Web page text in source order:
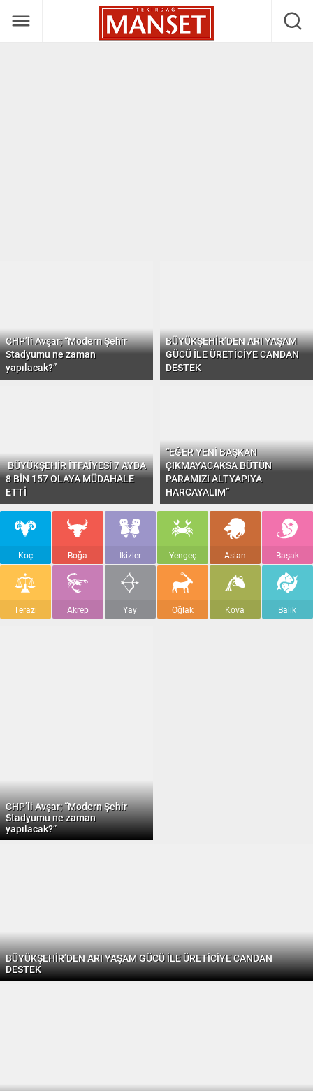
CHP’li Avşar; “Modern Şehir
Stadyumu ne zaman
yapılacak?”
BÜYÜKŞEHİR’DEN ARI YAŞAM
GÜCÜ İLE ÜRETİCİYE CANDAN
DESTEK
BÜYÜKŞEHİR İTFAİYESİ 7 AYDA
8 BİN 157 OLAYA MÜDAHALE
ETTİ
“EĞER YENİ BAŞKAN
ÇIKMAYACAKSA BÜTÜN
PARAMIZI ALTYAPIYA
HARCAYALIM”
Koç Boğa İkizler Yengeç Aslan Başak
Terazi Akrep Yay Oğlak Kova Balık
CHP’li Avşar; “Modern Şehir
Stadyumu ne zaman
yapılacak?”
BÜYÜKŞEHİR’DEN ARI YAŞAM GÜCÜ İLE ÜRETİCİYE CANDAN
DESTEK